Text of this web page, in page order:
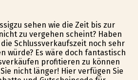
sehen wie die Zeit bis zur
zu vergehen scheint? Haben
Schlussverkaufszeit noch sehr
würde? Es wäre doch fantastisch
profitieren zu können
nicht länger! Hier verfügen Sie